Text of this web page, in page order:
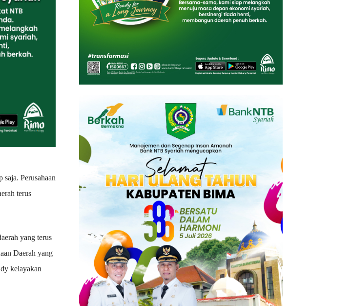
Perusahaan
terus
yang terus
Daerah yang
kelayakan